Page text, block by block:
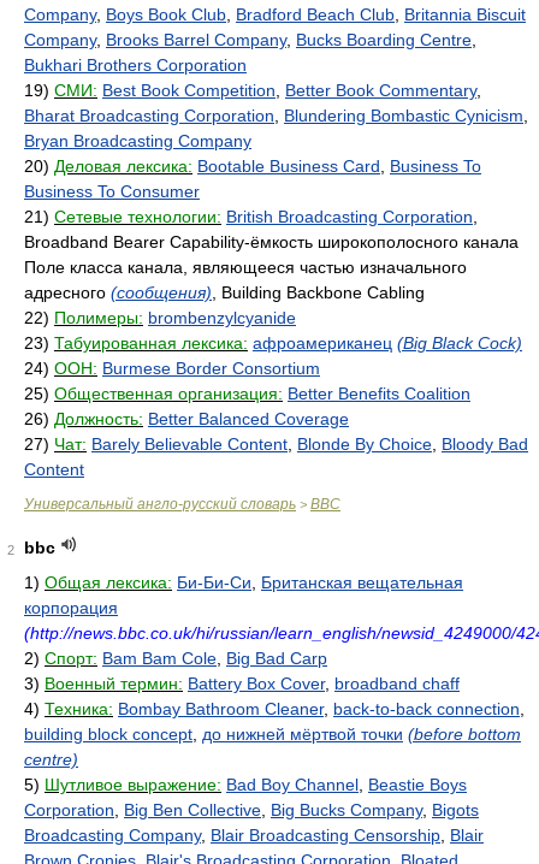
Company, Boys Book Club Bradford Beach Club Britannia Biscuit
Company, Brooks Barrel Company, Bucks Boarding Centre
Bukhari Brothers Corporation
19) СМИ: Best Book Competition Better Book Commentary,
Bharat Broadcasting Corporation
Blundering Bombastic Cynicism
Bryan Broadcasting Company
20) Деловая лексика: Bootable Business Card
Business To
Business To Consumer
21) Сетевые технологии: British Broadcasting Corporation
Broadband Bearer Capability-ёмкость широкополосного канала
Поле класса канала, являющееся частью изначального
адресного (сообщения) , Building Backbone Cabling
22) Полимеры: brombenzylcyanide
23) Табуированная лексика: афроамериканец (Big Black Cock)
24) ООН: Burmese Border Consortium
25) Общественная организация: Better Benefits Coalition
26) Должность: Better Balanced Coverage
27) Чат: Barely Believable Content Blonde By Choice Bloody Bad
Content
Универсальный англо-русский словарь > BBC
2
bbc
1) Общая лексика: Би-Би-Си
Британская вещательная
корпорация
(http://news.bbc.co.uk/hi/russian/learn_english/newsid_4249000/
2) Спорт: Bam Bam Cole Big Bad Carp
3) Военный термин: Battery Box Cover, broadband chaff
4) Техника: Bombay Bathroom Cleaner, back-to-back connection
building block concept до нижней мёртвой точки (before bottom
centre)
5) Шутливое выражение: Bad Boy Channel Beastie Boys
Corporation
Big Ben Collective Big Bucks Company, Bigots
Broadcasting Company, Blair Broadcasting Censorship Blair